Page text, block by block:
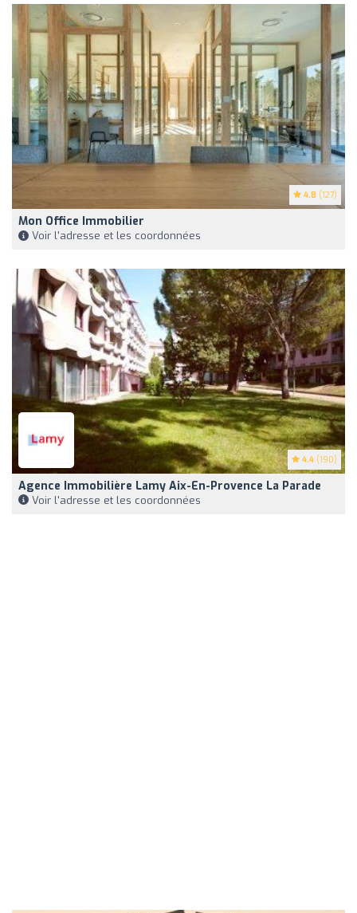
4.8 (127)
Mon Office Immobilier
Voir l'adresse et les coordonnées
4.4 (190)
Agence Immobilière Lamy Aix-En-Provence La Parade
Voir l'adresse et les coordonnées